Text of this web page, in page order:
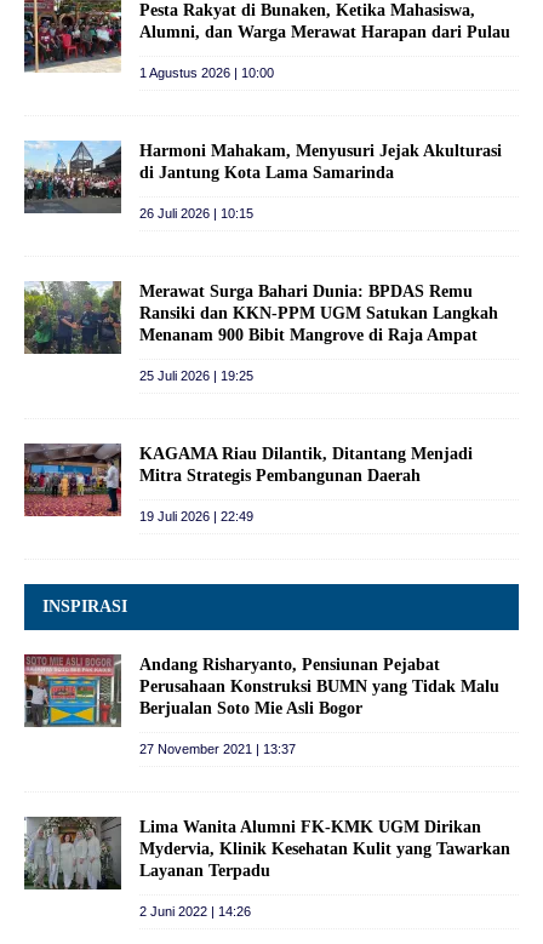
Pesta Rakyat di Bunaken, Ketika Mahasiswa,
Alumni, dan Warga Merawat Harapan dari Pulau
1 Agustus 2026 | 10:00
Harmoni Mahakam, Menyusuri Jejak Akulturasi
di Jantung Kota Lama Samarinda
26 Juli 2026 | 10:15
Merawat Surga Bahari Dunia: BPDAS Remu
Ransiki dan KKN-PPM UGM Satukan Langkah
Menanam 900 Bibit Mangrove di Raja Ampat
25 Juli 2026 | 19:25
KAGAMA Riau Dilantik, Ditantang Menjadi
Mitra Strategis Pembangunan Daerah
19 Juli 2026 | 22:49
INSPIRASI
Andang Risharyanto, Pensiunan Pejabat
Perusahaan Konstruksi BUMN yang Tidak Malu
Berjualan Soto Mie Asli Bogor
27 November 2021 | 13:37
Lima Wanita Alumni FK-KMK UGM Dirikan
Mydervia, Klinik Kesehatan Kulit yang Tawarkan
Layanan Terpadu
2 Juni 2022 | 14:26